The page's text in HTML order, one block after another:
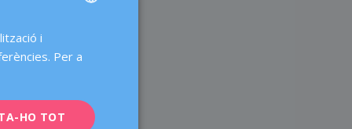
CATALÀ
FRENCH
i
Per a
HO TOT